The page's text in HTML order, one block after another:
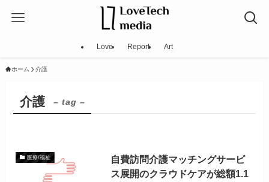
Love Report Art
ホーム 介護
介護 – tag –
医療/福祉
自費訪問介護マッチングサービ
ス展開のクラウドケアが総額1.1